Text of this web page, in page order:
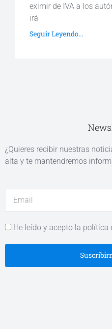
eximir de IVA a los
irá
Seguir Leyendo...
¿Quieres recibir nuestras
alta y te mantendremos
He leído y acepto la política